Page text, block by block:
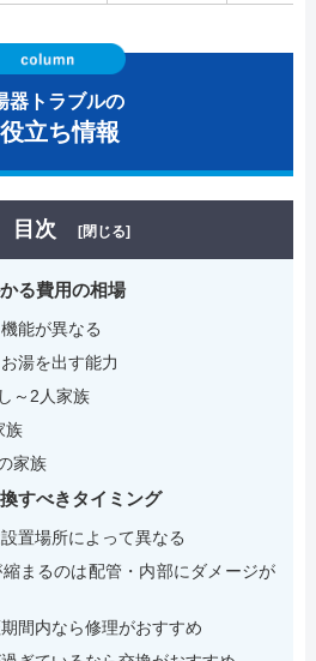
器トラブルの
立ち情報
目次 [閉じる]
る費用の相場
能が異なる
湯を出す能力
～2人家族
族
家族
すべきタイミング
置場所によって異なる
まるのは配管・内部にダメージが
間内なら修理がおすすめ